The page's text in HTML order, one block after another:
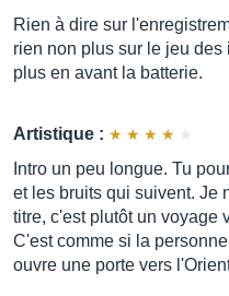
Rien à dire sur
rien non plus sur le jeu des
plus en avant la batterie.
Artistique :
Intro un peu longue. Tu
et les bruits qui suivent. Je
titre, c'est plutôt un voyage
C'est comme si la
ouvre une porte vers